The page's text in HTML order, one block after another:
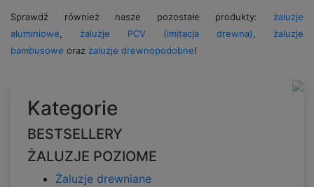
Sprawdź również nasze pozostałe produkty:
żaluzje
aluminiowe, żaluzje PCV (imitacja drewna), żaluzje
bambusowe oraz żaluzje drewnopodobne!
Kategorie
BESTSELLERY
ŻALUZJE POZIOME
Żaluzje drewniane